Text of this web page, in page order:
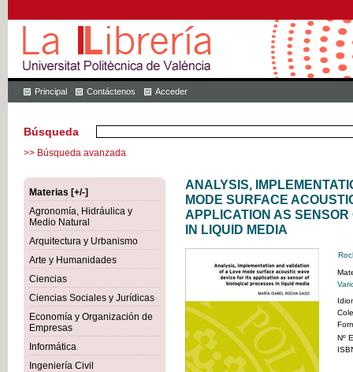
Principal Contáctenos Acceder
Búsqueda
>> Búsqueda avanzada
Materias [+/-]
Agronomía, Hidráulica y
Medio Natural
Arquitectura y Urbanismo
Arte y Humanidades
Ciencias
Ciencias Sociales y Jurídicas
Economía y Organización de
Empresas
Informática
Ingeniería Civil
ANALYSIS,
MODE SURFACE
APPLICATION AS
IN LIQUID MEDIA
Nº